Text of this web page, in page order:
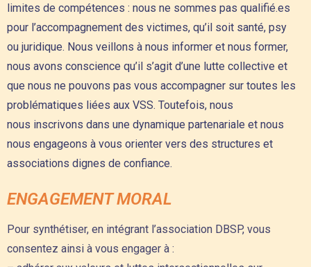
limites de compétences : nous ne sommes pas qualifié.es
pour l’accompagnement des victimes, qu’il soit santé, psy
ou juridique. Nous veillons à nous informer et nous former,
nous avons conscience qu’il s’agit d’une lutte collective et
que nous ne pouvons pas vous accompagner sur toutes les
problématiques liées aux VSS. Toutefois, nous
nous inscrivons dans une dynamique partenariale et nous
nous engageons à vous orienter vers des structures et
associations dignes de confiance.
ENGAGEMENT MORAL
Pour synthétiser, en intégrant l’association DBSP, vous
consentez ainsi à vous engager à :